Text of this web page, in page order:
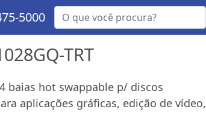
5000
TRT
baias hot swappable p/ discos
aplicações gráficas, edição de vídeo,